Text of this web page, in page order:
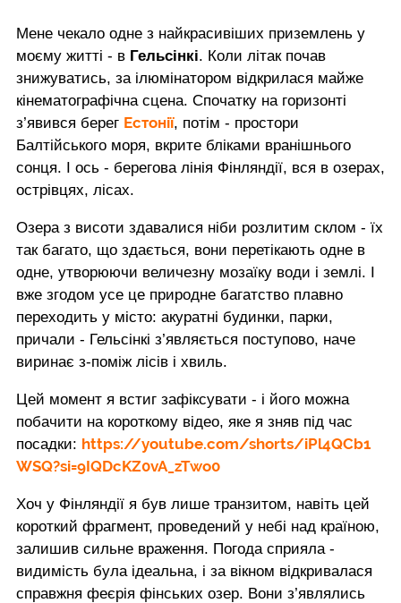
Мене чекало одне з найкрасивіших приземлень у
моєму житті - в Гельсінкі. Коли літак почав
знижуватись, за ілюмінатором відкрилася майже
кінематографічна сцена. Спочатку на горизонті
з’явився берег Естонії, потім - простори
Балтійського моря, вкрите бліками вранішнього
сонця. І ось - берегова лінія Фінляндії, вся в озерах,
острівцях, лісах.
Озера з висоти здавалися ніби розлитим склом - їх
так багато, що здається, вони перетікають одне в
одне, утворюючи величезну мозаїку води і землі. І
вже згодом усе це природне багатство плавно
переходить у місто: акуратні будинки, парки,
причали - Гельсінкі з’являється поступово, наче
виринає з-поміж лісів і хвиль.
Цей момент я встиг зафіксувати - і його можна
побачити на короткому відео, яке я зняв під час
посадки: https://youtube.com/shorts/iPl4QCb1
WSQ?si=9IQDcKZ0vA_zTwo0
Хоч у Фінляндії я був лише транзитом, навіть цей
короткий фрагмент, проведений у небі над країною,
залишив сильне враження. Погода сприяла -
видимість була ідеальна, і за вікном відкривалася
справжня феєрія фінських озер. Вони з’являлись